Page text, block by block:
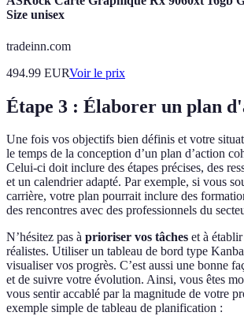
Size unisex
tradeinn.com
494.99 EURVoir le prix
Étape 3 : Élaborer un plan
Une fois vos objectifs bien définis et votre
le temps de la conception d’un plan d’action
Celui-ci doit inclure des étapes précises, des
et un calendrier adapté. Par exemple, si vous
carrière, votre plan pourrait inclure des
des rencontres avec des professionnels du
N’hésitez pas à prioriser vos tâches et à
réalistes. Utiliser un tableau de bord type
visualiser vos progrès. C’est aussi une bonne
et de suivre votre évolution. Ainsi, vous êtes
vous sentir accablé par la magnitude de votre
exemple simple de tableau de planification :